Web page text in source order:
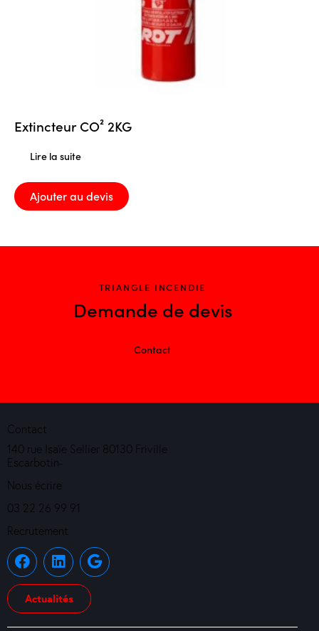
Extincteur CO² 2KG
Lire la suite
Ajouter au devis
TRIANGLE INCENDIE
Demande de devis
Contact
Contact
140 rue Isaïe Sellier 80130 Friville
Escarbotin-
Nous écrire
03 22 26 99 91
Recrutement
Actualités